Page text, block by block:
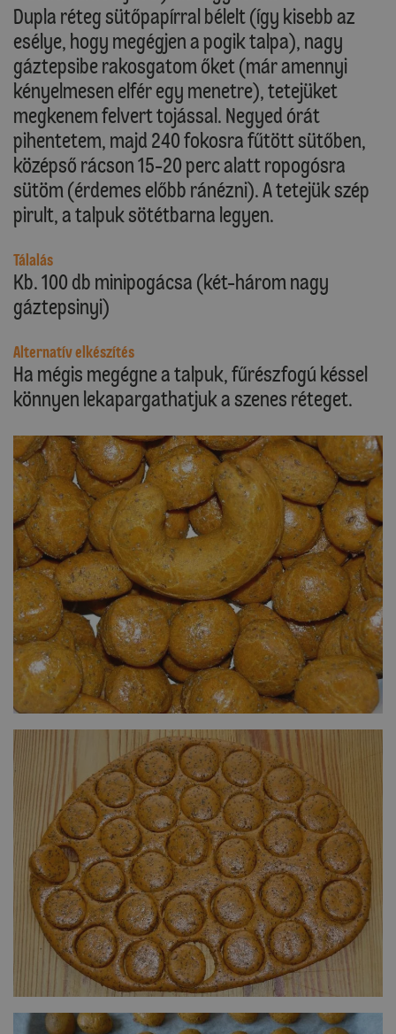
Dupla réteg sütőpapírral bélelt (így kisebb az
esélye, hogy megégjen a pogik talpa), nagy
gáztepsibe rakosgatom őket (már amennyi
kényelmesen elfér egy menetre), tetejüket
megkenem felvert tojással. Negyed órát
pihentetem, majd 240 fokosra fűtött sütőben,
középső rácson 15-20 perc alatt ropogósra
sütöm (érdemes előbb ránézni). A tetejük szép
pirult, a talpuk sötétbarna legyen.
Tálalás
Kb. 100 db minipogácsa (két-három nagy
gáztepsinyi)
Alternatív elkészítés
Ha mégis megégne a talpuk, fűrészfogú késsel
könnyen lekapargathatjuk a szenes réteget.